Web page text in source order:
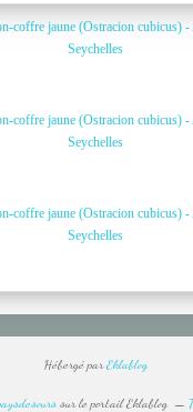
coffre jaune (Ostracion cubicus)
Seychelles
coffre jaune (Ostracion cubicus)
Seychelles
coffre jaune (Ostracion cubicus)
Seychelles
Hébergé parEklablog
sur le portail Eklablog